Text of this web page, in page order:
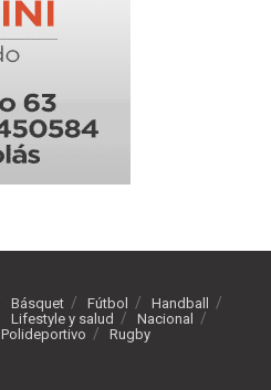
Básquet Fútbol
Handball
Lifestyle y salud
Nacional
Polideportivo Rugby